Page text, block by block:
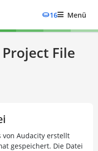
16 Menü
File
von Audacity erstellt
gespeichert. Die Datei